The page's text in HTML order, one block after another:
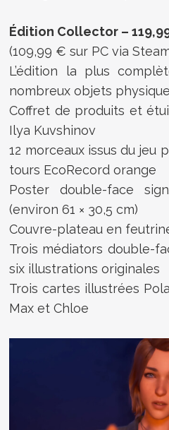
Édition Collector –
(109,99 € sur PC via
L’édition la plus
nombreux objets
Coffret de produits et
Ilya Kuvshinov
12 morceaux issus du jeu
tours EcoRecord orange
Poster double-face
(environ 61 × 30,5 cm)
Couvre-plateau en
Trois médiators double-
six illustrations originales
Trois cartes illustrées
Max et Chloe